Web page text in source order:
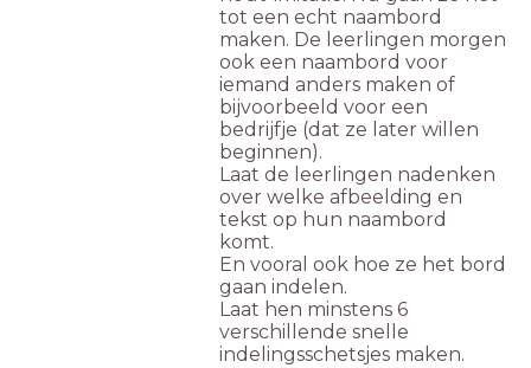
tot een echt naambord
maken. De leerlingen morgen
ook een naambord voor
iemand anders maken of
bijvoorbeeld voor een
bedrijfje (dat ze later willen
beginnen).
Laat de leerlingen nadenken
over welke afbeelding en
tekst op hun naambord
komt.
En vooral ook hoe ze het bord
gaan indelen.
Laat hen minstens 6
verschillende snelle
indelingsschetsjes maken.